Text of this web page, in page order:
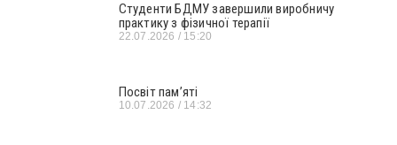
Студенти БДМУ завершили виробничу
практику з фізичної терапії
22.07.2026 15:20
Посвіт пам’яті
10.07.2026 14:32